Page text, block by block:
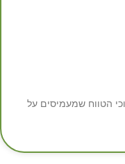
הטווח שמעמיסים על